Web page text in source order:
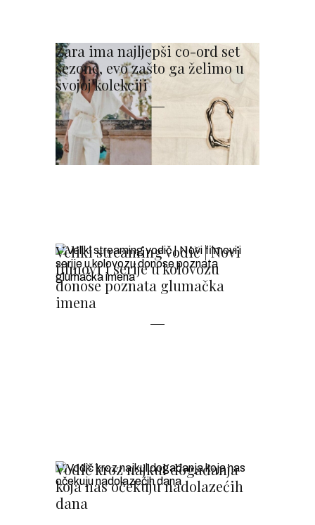
Zara ima najljepši co-ord set
sezone, evo zašto ga želimo u
svojoj kolekciji
Veliki streaming vodič | Novi
filmovi i serije u kolovozu
donose poznata glumačka
imena
Vodič kroz najkul događanja
koja nas očekuju nadolazećih
dana